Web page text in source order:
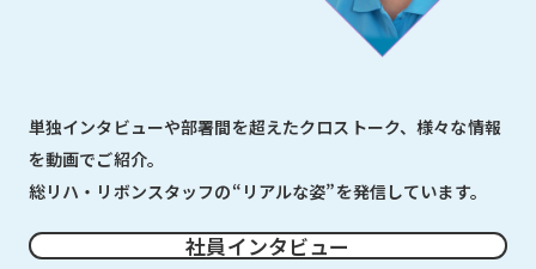
単独インタビューや部署間を超えたクロストーク、様々な情報
を動画でご紹介。
総リハ・リボンスタッフの“リアルな姿”を発信しています。
社員インタビュー